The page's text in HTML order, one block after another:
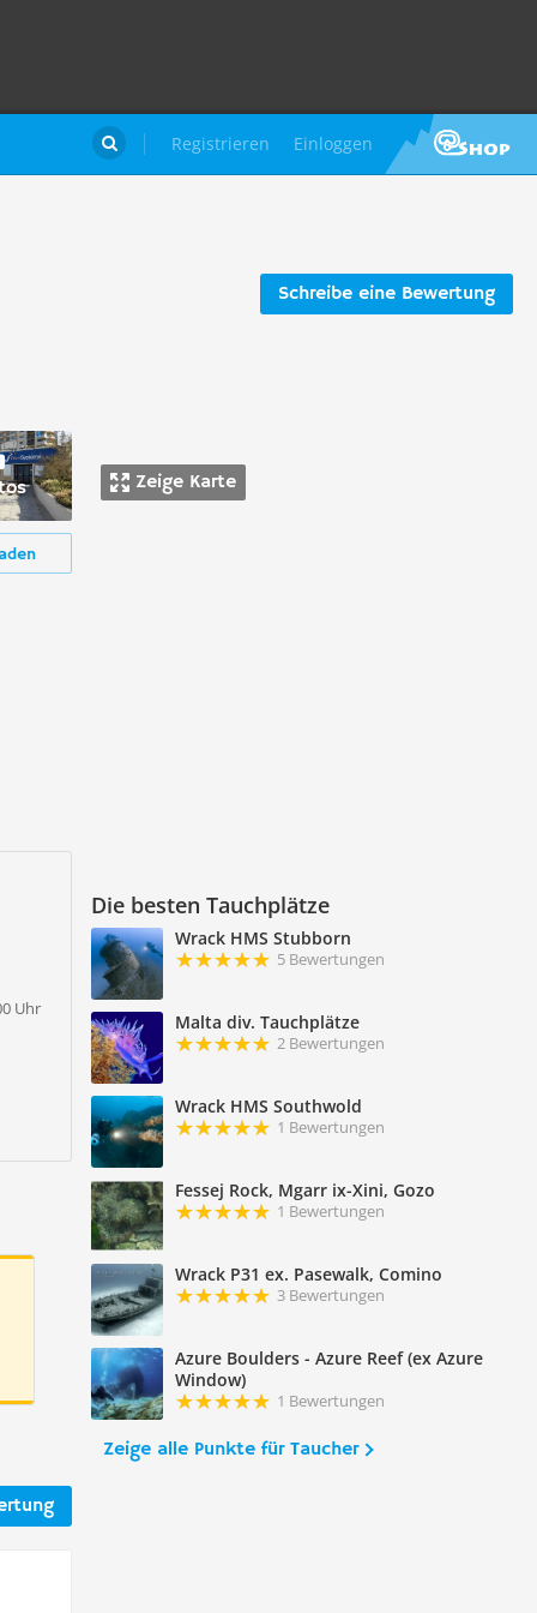
Registrieren Einloggen

Schreibe eine Bewertung
Zeige Karte
Die besten Tauchplätze
Wrack HMS Stubborn
5 Bewertungen
Malta div. Tauchplätze
2 Bewertungen
Wrack HMS Southwold
1 Bewertungen
Fessej Rock, Mgarr ix-Xini, Gozo
1 Bewertungen
Wrack P31 ex. Pasewalk, Comino
3 Bewertungen
Azure Boulders - Azure Reef (ex Azure
Window)
1 Bewertungen
Zeige alle Punkte für Taucher
Uhr